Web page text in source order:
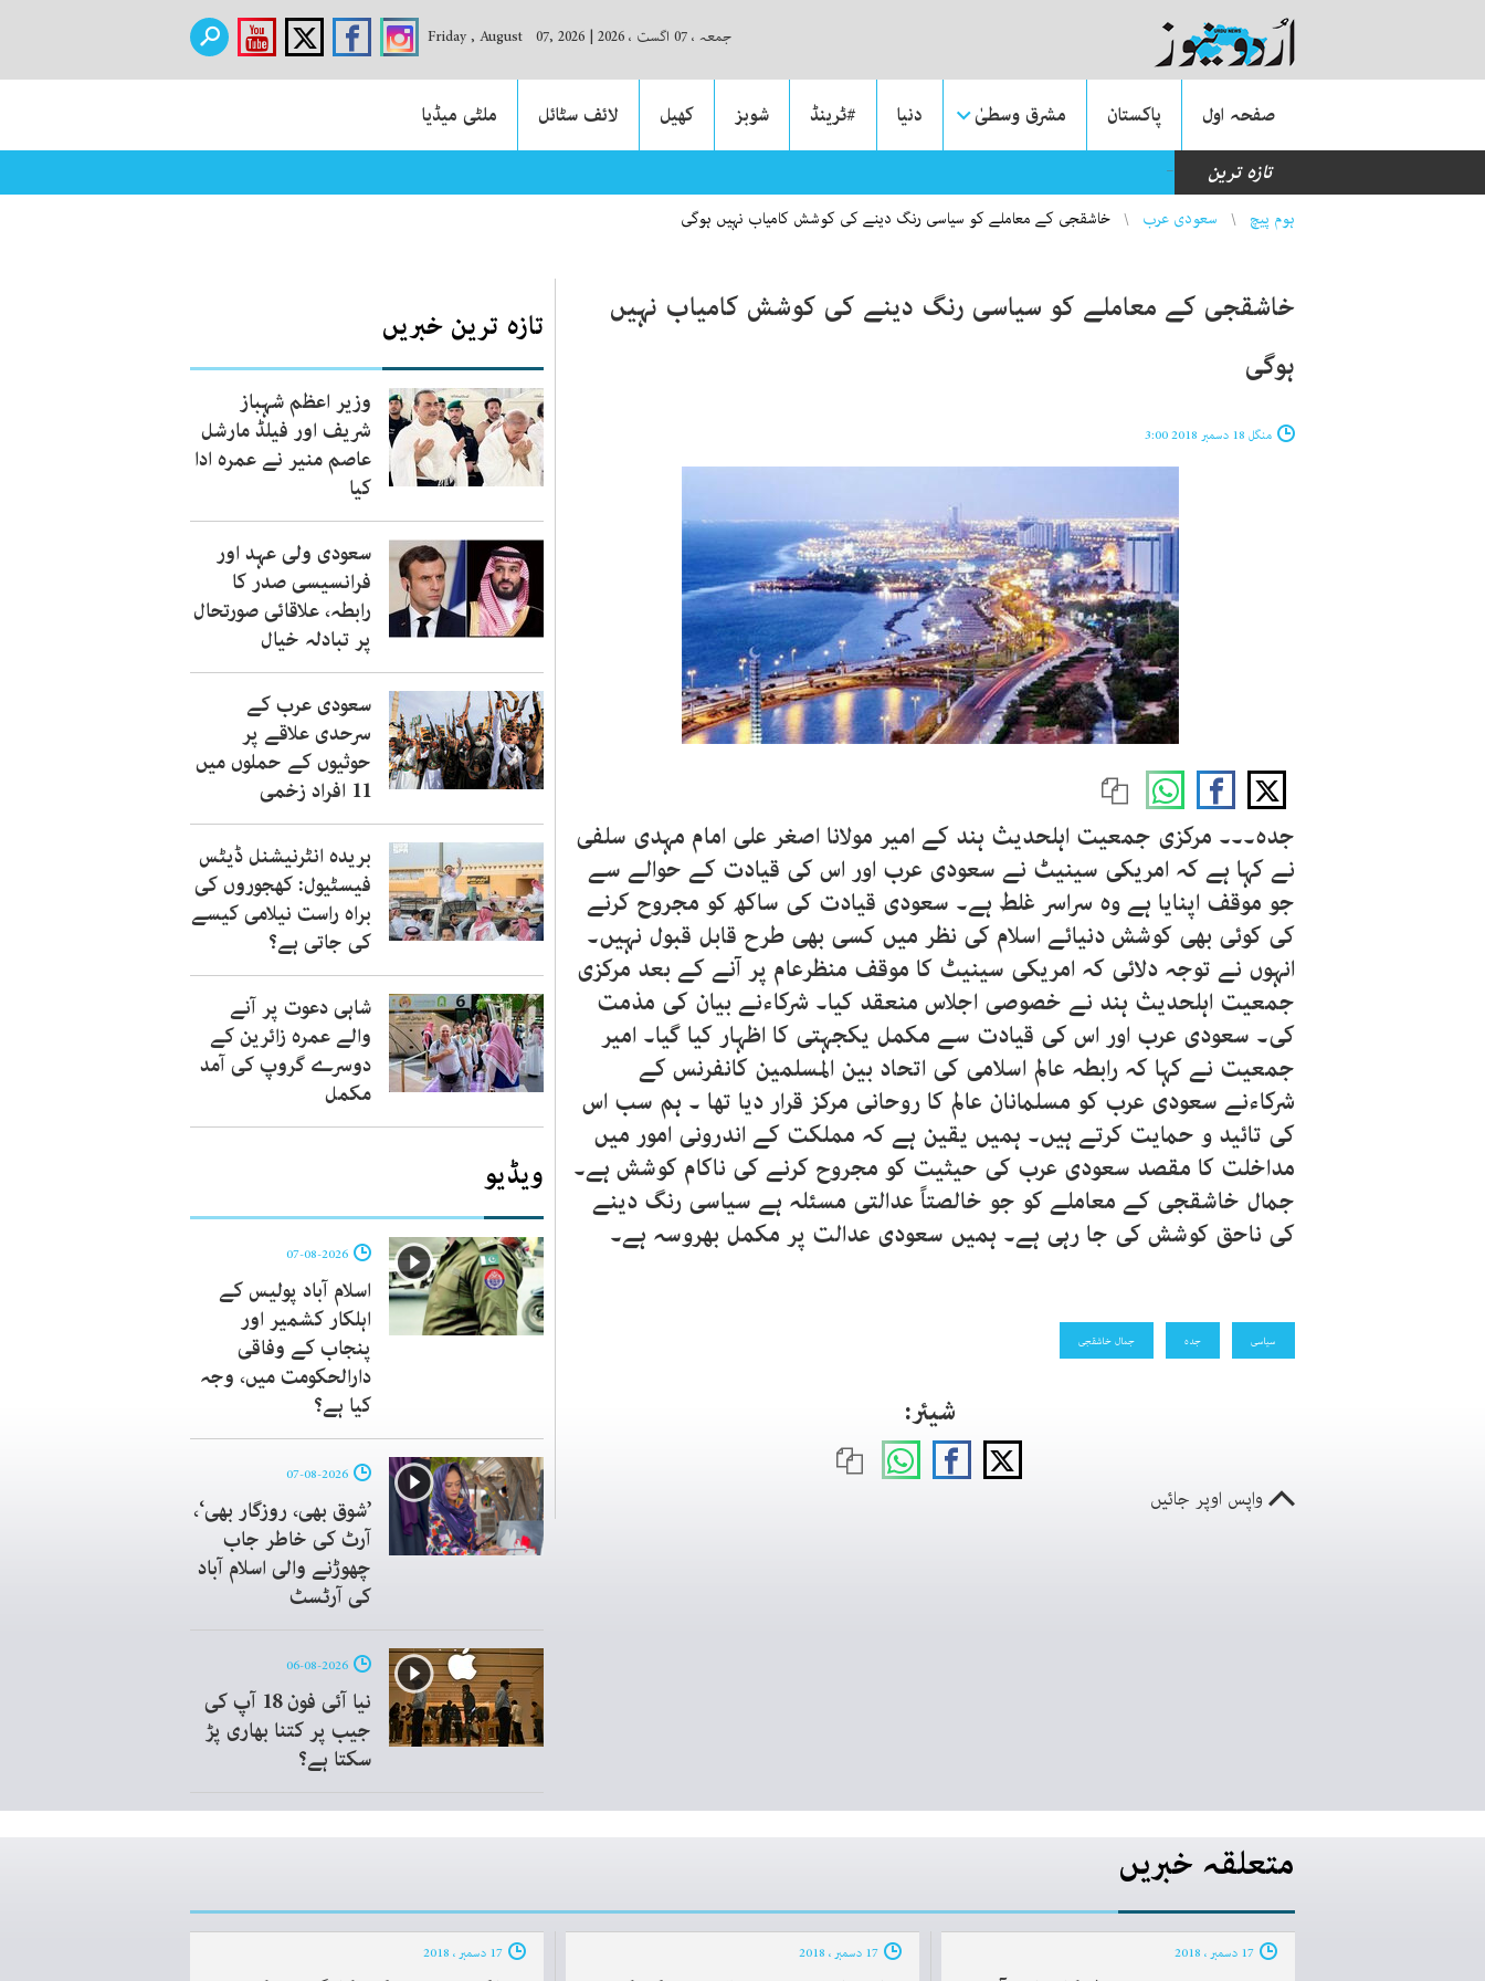
جمعہ ، 07 اگست ، 2026 |
Friday , August 07, 2026
صفحہ اول پاکستان مشرق وسطیٰ دنیا #ٹرینڈ شوبز کھیل لائف سٹائل
ملٹی میڈیا
تازہ ترین
You are here
ہوم پیچ سعودی عرب خاشقجی کے معاملے کو سیاسی رنگ دینے کی کوشش کامیاب نہیں ہوگی
خاشقجی کے معاملے کو سیاسی رنگ دینے کی کوشش کامیاب نہیں
ہوگی
منگل 18 دسمبر 2018 3:00
جدہ۔۔۔ مرکزی جمعیت اہلحدیث ہند کے امیر مولانا اصغر علی امام مہدی سلفی
نے کہا ہے کہ امریکی سینیٹ نے سعودی عرب اور اس کی قیادت کے حوالے سے
جو موقف اپنایا ہے وہ سراسر غلط ہے۔ سعودی قیادت کی ساکھ کو مجروح کرنے
کی کوئی بھی کوشش دنیائے اسلام کی نظر میں کسی بھی طرح قابل قبول نہیں۔
انہوں نے توجہ دلائی کہ امریکی سینیٹ کا موقف منظرعام پر آنے کے بعد مرکزی
جمعیت اہلحدیث ہند نے خصوصی اجلاس منعقد کیا۔ شرکاءنے بیان کی مذمت
کی۔ سعودی عرب اور اس کی قیادت سے مکمل یکجہتی کا اظہار کیا گیا۔ امیر
جمعیت نے کہا کہ رابطہ عالم اسلامی کی اتحاد بین المسلمین کانفرنس کے
شرکاءنے سعودی عرب کو مسلمانان عالم کا روحانی مرکز قرار دیا تھا ۔ ہم سب اس
کی تائید و حمایت کرتے ہیں۔ ہمیں یقین ہے کہ مملکت کے اندرونی امور میں
مداخلت کا مقصد سعودی عرب کی حیثیت کو مجروح کرنے کی ناکام کوشش ہے۔
جمال خاشقجی کے معاملے کو جو خالصتاً عدالتی مسئلہ ہے سیاسی رنگ دینے
کی ناحق کوشش کی جا رہی ہے۔ ہمیں سعودی عدالت پر مکمل بھروسہ ہے۔
سیاسی جدہ جمال خاشقجی
شیئر:
واپس اوپر جائیں
تازہ ترین خبریں
وزیر اعظم شہباز
شریف اور فیلڈ مارشل
عاصم منیر نے عمرہ ادا
کیا
سعودی ولی عہد اور
فرانسیسی صدر کا
رابطہ، علاقائی صورتحال
پر تبادلہ خیال
سعودی عرب کے
سرحدی علاقے پر
حوثیوں کے حملوں میں
11 افراد زخمی
بریدہ انٹرنیشنل ڈیٹس
فیسٹیول: کھجوروں کی
براہ راست نیلامی کیسے
کی جاتی ہے؟
شاہی دعوت پر آنے
والے عمرہ زائرین کے
دوسرے گروپ کی آمد
مکمل
ویڈیو
اسلام آباد پولیس کے
اہلکار کشمیر اور
پنجاب کے وفاقی
دارالحکومت میں، وجہ
کیا ہے؟
’شوق بھی، روزگار بھی‘،
آرٹ کی خاطر جاب
چھوڑنے والی اسلام آباد
کی آرٹسٹ
نیا آئی فون 18 آپ کی
جیب پر کتنا بھاری پڑ
سکتا ہے؟
متعلقہ خبریں